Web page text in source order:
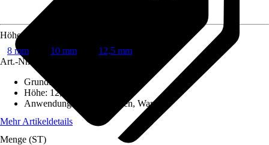
Höhe
8 mm
10 mm
12,5 mm
Art.-Nr.
Grundfarbe
Höhe: 12,5 mm
Anwendungsbereich
Boden, Wand
Mehr Artikeldetails
Menge (ST)